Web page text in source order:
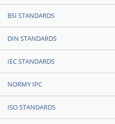
BSI STANDARDS
DIN STANDARDS
IEC STANDARDS
NORMY IPC
ISO STANDARDS